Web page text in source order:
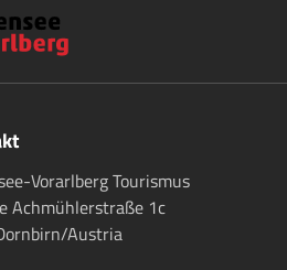
Vorarlberg Tourismus
Achmühlerstraße 1c
Austria